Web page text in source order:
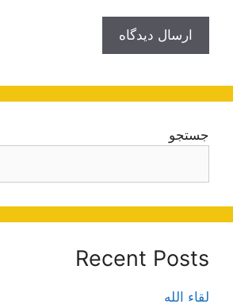
جستجو
Recent Posts
لقاء الله